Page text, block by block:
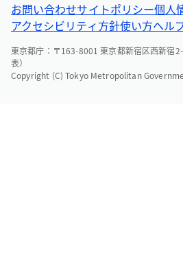
お問い合わせサイトポリシー個人
アクセシビリティ方針使い方ヘル
東京都庁：〒163-8001 東京都新宿区西新宿
表）
Copyright (C) Tokyo Metropolitan